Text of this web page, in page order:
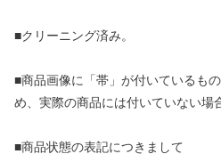
■クリーニング済み。
■商品画像に「帯」が付いているも
め、実際の商品には付いていない場
■商品状態の表記につきまして